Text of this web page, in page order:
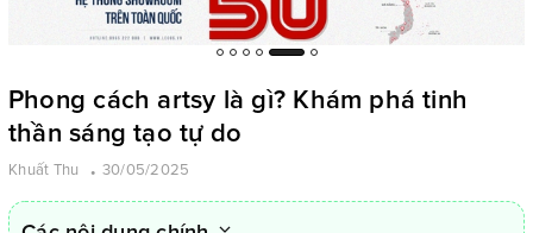
Phong cách artsy là gì? Khám phá tinh
thần sáng tạo tự do
Khuất Thu 30/05/2025